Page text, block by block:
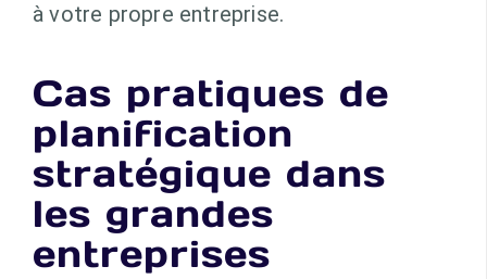
à votre propre entreprise.
Cas pratiques de
planification
stratégique dans
les grandes
entreprises